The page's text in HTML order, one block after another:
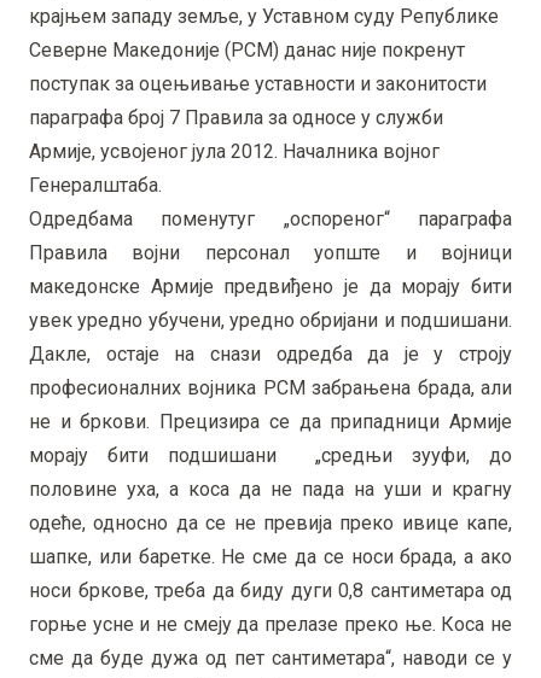
крајњем западу земље, у Уставном суду Републике
Северне Македоније (РСМ) данас није покренут
поступак за оцењивање уставности и законитости
параграфа број 7 Правила за односе у служби
Армије, усвојеног јула 2012. Началника војног
Генералштаба.
Одредбама поменутуг „оспореног“ параграфа
Правила војни персонал уопште и војници
македонске Армије предвиђено је да морају бити
увек уредно убучени, уредно обријани и подшишани.
Дакле, остаје на снази одредба да је у строју
професионалних војника РСМ забрањена брада, али
не и бркови. Прецизира се да припадници Армије
морају бити подшишани „средњи зууфи, до
половине уха, а коса да не пада на уши и крагну
одеће, односно да се не превија преко ивице капе,
шапке, или баретке. Не сме да се носи брада, а ако
носи бркове, треба да биду дуги 0,8 сантиметара од
горње усне и не смеју да прелазе преко ње. Коса не
сме да буде дужа од пет сантиметара“, наводи се у